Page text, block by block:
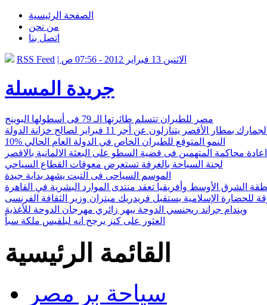
الصفحة الرئيسية
من نحن
اتصل بنا
RSS Feed | الاثنين 13 فبراير 2012 - 07:56 ص
جريدة المسلة
مصر للطيران تتسلم طائرتها الـ 79 فى أسطولها البوينج
بمطار الأقصر يتنازلون عن أجر 11 فبراير لصالح خزانة الدولة
10% النمو المتوقع للطيران الخاص في الدولة العام الحالي
اعادة محاكمة المتهمين فى قضية السطو على البعثة الالمانية بالاقصر
لجنة السياحة بالغرفة تستعرض معوقات القطاع السياحي
الموسم السياحى فى التبت يشهد بداية جيدة
الشرق الأوسط وأفريقيا تعقد منتدى الموارد البشرية في القاهرة
للحضارة الإسلامية يستقبل فريدريك ميتران وزير الثقافة الفرنسى
ويندام جراند ريجنسي الدوحة يبهر زائري مهرجان الدوحة للأغذية
العثور على كنز يرجح انه لبلقيس ملكة سبأ
القائمة الرئيسية
سياحة بر مصر